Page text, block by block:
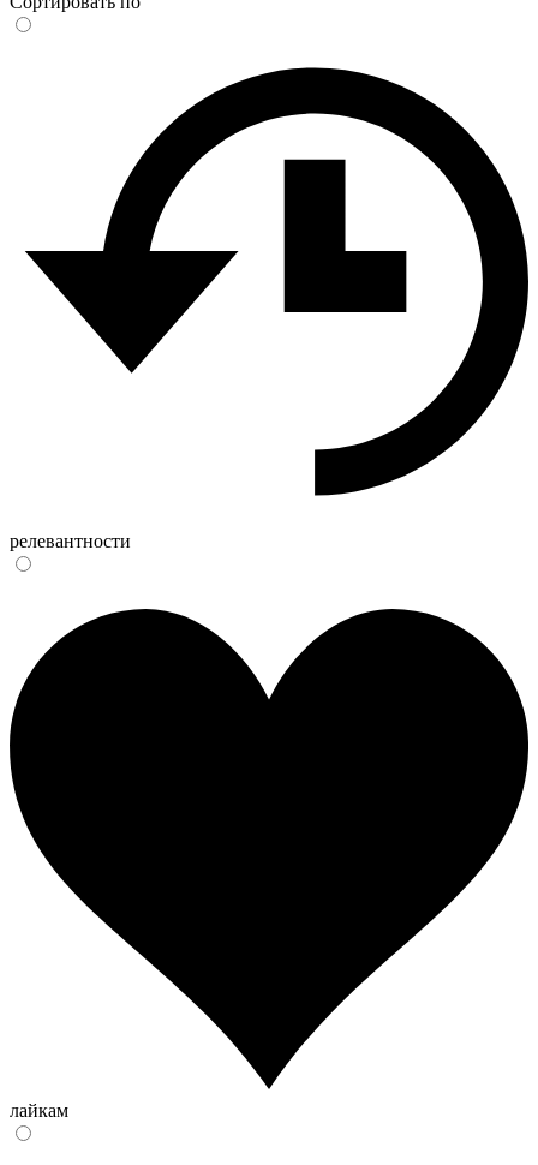
релевантности
лайкам